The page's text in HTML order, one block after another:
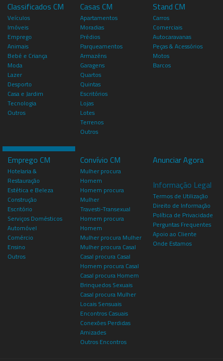
Classificados CM
Veículos
Imóveis
Emprego
Animais
Bebé e Criança
Moda
Lazer
Desporto
Casa e Jardim
Tecnologia
Outros
Casas CM
Apartamentos
Moradias
Prédios
Parqueamentos
Armazéns
Garagens
Quartos
Quintas
Escritórios
Lojas
Lotes
Terrenos
Outros
Stand CM
Carros
Comerciais
Autocaravanas
Peças & Acessórios
Motos
Barcos
Emprego CM
Hotelaria &
Restauração
Estética e Beleza
Construção
Escritório
Serviços Domésticos
Automóvel
Comércio
Ensino
Outros
Convívio CM
Mulher procura
Homem
Homem procura
Mulher
Travesti-Transexual
Homem procura
Homem
Mulher procura Mulher
Mulher procura Casal
Casal procura Casal
Homem procura Casal
Casal procura Homem
Brinquedos Sexuais
Casal procura Mulher
Locais Sensuais
Encontros Casuais
Conexões Perdidas
Amizades
Outros Encontros
Anunciar Agora
Informação Legal
Termos de Utilização
Direito de Informação
Política de Privacidade
Perguntas Frequentes
Apoio ao Cliente
Onde Estamos